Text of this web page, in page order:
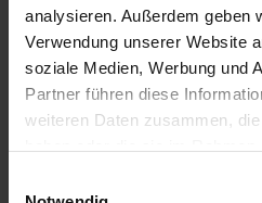
analysieren. Außerdem geben
Verwendung unserer Website
soziale Medien, Werbung und
Partner führen diese
weiteren Daten zusammen,